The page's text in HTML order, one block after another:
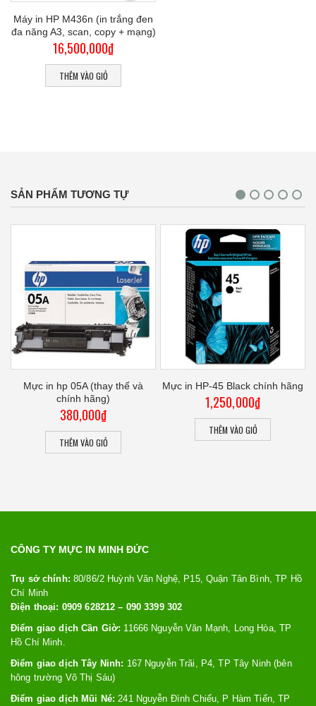
Máy in HP M436n (in trắng đen
đa năng A3, scan, copy + mạng)
16,500,000₫
THÊM VÀO GIỎ
SẢN PHẨM TƯƠNG TỰ
Mực in hp 05A (thay thế và
chính hãng)
380,000₫
THÊM VÀO GIỎ
Mực in HP-45 Black chính hãng
1,250,000₫
THÊM VÀO GIỎ
CÔNG TY MỰC IN MINH ĐỨC
Trụ sở chính: 80/86/2 Huỳnh Văn Nghệ, P15, Quận Tân Bình, TP Hồ
Chí Minh
Điện thoại: 0909 628212 – 090 3399 302
Điểm giao dịch Cần Giờ: 11666 Nguyễn Văn Mạnh, Long Hòa, TP
Hồ Chí Minh.
Điểm giao dịch Tây Ninh: 167 Nguyễn Trãi, P4, TP Tây Ninh (bên
hông trường Võ Thị Sáu)
Điểm giao dịch Mũi Né: 241 Nguyễn Đình Chiểu, P Hàm Tiến, TP